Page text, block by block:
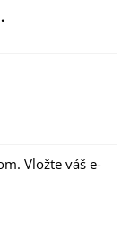
Vložte váš e-